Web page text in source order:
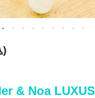
)
& Noa LUXUS